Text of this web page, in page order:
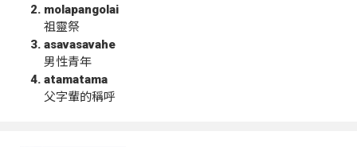
molapangolai
祖靈祭
asavasavahe
男性青年
atamatama
父字輩的稱呼